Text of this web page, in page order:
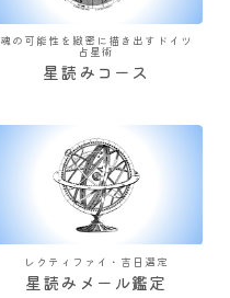
魂の可能性を緻密に描き出すドイツ
占星術
星読みコース
レクティファイ・吉日選定
星読みメール鑑定